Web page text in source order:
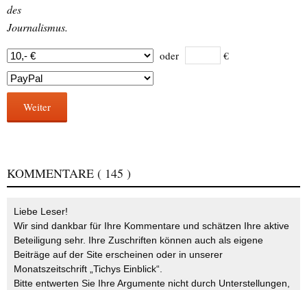
des
Journalismus.
oder €
Weiter
KOMMENTARE ( 145 )
Liebe Leser!
Wir sind dankbar für Ihre Kommentare und schätzen Ihre aktive
Beteiligung sehr. Ihre Zuschriften können auch als eigene
Beiträge auf der Site erscheinen oder in unserer
Monatszeitschrift „Tichys Einblick“.
Bitte entwerten Sie Ihre Argumente nicht durch Unterstellungen,